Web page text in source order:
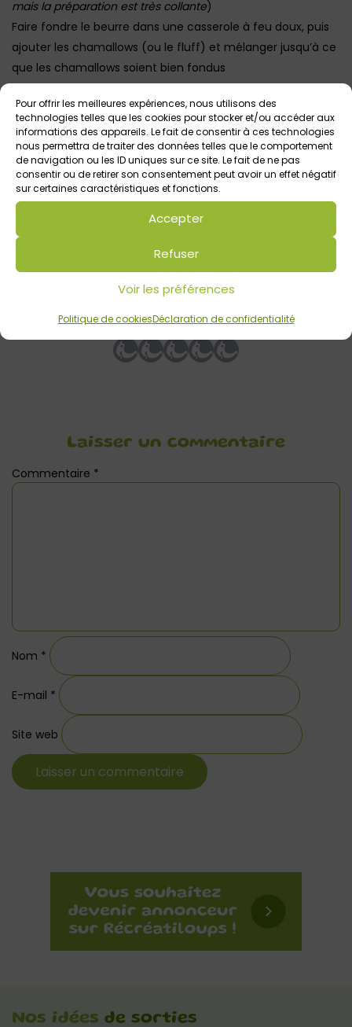
Pour offrir les meilleures expériences, nous utilisons des
technologies telles que les cookies pour stocker et/ou accéder aux
informations des appareils. Le fait de consentir à ces technologies
nous permettra de traiter des données telles que le comportement
de navigation ou les ID uniques sur ce site. Le fait de ne pas
consentir ou de retirer son consentement peut avoir un effet négatif
sur certaines caractéristiques et fonctions.
Accepter
Refuser
Voir les préférences
Politique de cookiesDéclaration de confidentialité
mais la préparation est très collante)
Faire fondre le beurre dans une casserole à feu doux, puis
ajouter les chamallows (ou le fluff) et mélanger jusqu’à ce
que les chamallows soient bien fondus
Retirer du feu et ajouter les céréales, et bien mélanger
Verser la préparation dans le plat et laisser refroidir. Placer
éventuellement au frigo pour que la préparation durcisse
bien
Sortir la préparation du plat et couper des barres
rectangles. Votre dessert est prêt à être servi !
Place à la dégustation !
Recette des barres Rice Krispies et
Chamallows
Laisser un commentaire
Commentaire *
Nom *
E-mail *
Site web
Nos idées de sorties